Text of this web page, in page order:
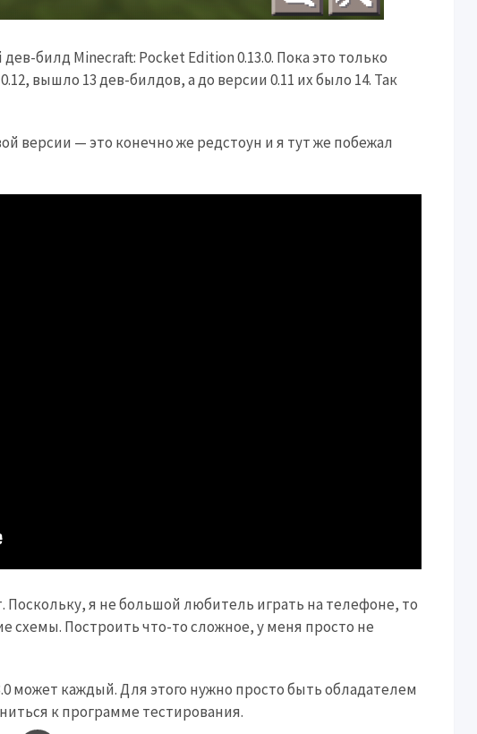
билд Minecraft: Pocket Edition 0.13.0. Пока это только
вышло 13 дев-билдов, а до версии 0.11 их было 14. Так
версии — это конечно же редстоун и я тут же побежал
я не большой любитель играть на телефоне, то
схемы. Построить что-то сложное, у меня просто не
может каждый. Для этого нужно просто быть обладателем
к программе тестирования.